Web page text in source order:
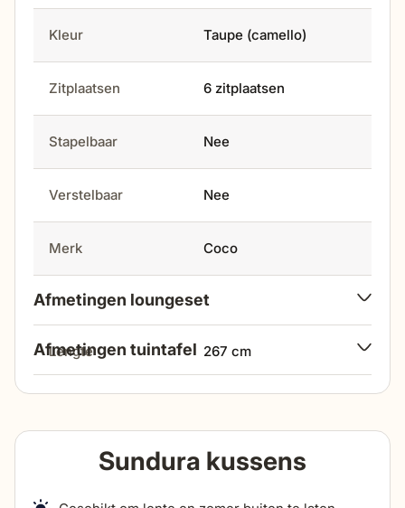
optimaal, waardoor deze het hele jaar door stralend
buiten kunnen staan.
Kleur Taupe (camello)
Zitplaatsen 6 zitplaatsen
Stapelbaar Nee
Verstelbaar Nee
Merk Coco
Afmetingen loungeset
lengte 267 cm
89 cm
Afmetingen tuintafel
13 cm & 40 cm
Sundura kussens